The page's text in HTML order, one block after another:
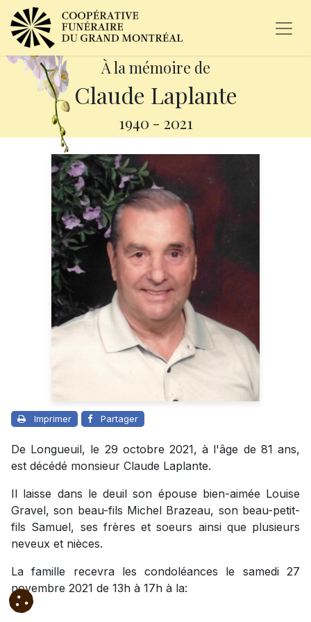
À la mémoire de
Claude Laplante
1940 - 2021
Imprimer Partager
De Longueuil, le 29 octobre 2021, à l'âge de 81 ans,
est décédé monsieur Claude Laplante.
Il laisse dans le deuil son épouse bien-aimée Louise
Gravel, son beau-fils Michel Brazeau, son beau-petit-
fils Samuel, ses frères et soeurs ainsi que plusieurs
neveux et nièces.
La famille recevra les condoléances le samedi 27
novembre 2021 de 13h à 17h à la: